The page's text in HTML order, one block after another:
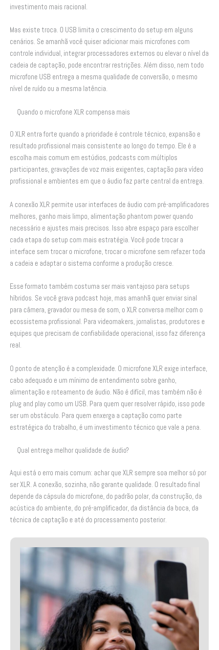
investimento mais racional.
Mas existe troca. O USB limita o crescimento do setup em alguns
cenários. Se amanhã você quiser adicionar mais microfones com
controle individual, integrar processadores externos ou elevar o nível da
cadeia de captação, pode encontrar restrições. Além disso, nem todo
microfone USB entrega a mesma qualidade de conversão, o mesmo
nível de ruído ou a mesma latência.
Quando o microfone XLR compensa mais
O XLR entra forte quando a prioridade é controle técnico, expansão e
resultado profissional mais consistente ao longo do tempo. Ele é a
escolha mais comum em estúdios, podcasts com múltiplos
participantes, gravações de voz mais exigentes, captação para vídeo
profissional e ambientes em que o áudio faz parte central da entrega.
A conexão XLR permite usar interfaces de áudio com pré-amplificadores
melhores, ganho mais limpo, alimentação phantom power quando
necessário e ajustes mais precisos. Isso abre espaço para escolher
cada etapa do setup com mais estratégia. Você pode trocar a
interface sem trocar o microfone, trocar o microfone sem refazer toda
a cadeia e adaptar o sistema conforme a produção cresce.
Esse formato também costuma ser mais vantajoso para setups
híbridos. Se você grava podcast hoje, mas amanhã quer enviar sinal
para câmera, gravador ou mesa de som, o XLR conversa melhor com o
ecossistema profissional. Para videomakers, jornalistas, produtores e
equipes que precisam de confiabilidade operacional, isso faz diferença
real.
O ponto de atenção é a complexidade. O microfone XLR exige interface,
cabo adequado e um mínimo de entendimento sobre ganho,
alimentação e roteamento de áudio. Não é difícil, mas também não é
plug and play como um USB. Para quem quer resolver rápido, isso pode
ser um obstáculo. Para quem enxerga a captação como parte
estratégica do trabalho, é um investimento técnico que vale a pena.
Qual entrega melhor qualidade de áudio?
Aqui está o erro mais comum: achar que XLR sempre soa melhor só por
ser XLR. A conexão, sozinha, não garante qualidade. O resultado final
depende da cápsula do microfone, do padrão polar, da construção, da
acústica do ambiente, do pré-amplificador, da distância da boca, da
técnica de captação e até do processamento posterior.